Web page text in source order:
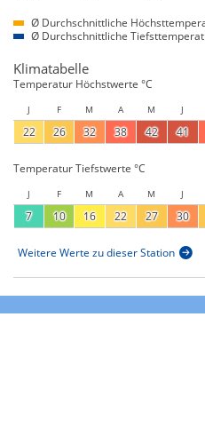
Ø Durchschnittliche
Ø Durchschnittliche
Klimatabelle
Temperatur Höchstwerte °C
J F M A M J
22 26 32 38 42 41
Temperatur Tiefstwerte °C
J F M A M J
7 10 16 22 27 30
Weitere Werte zu dieser Station